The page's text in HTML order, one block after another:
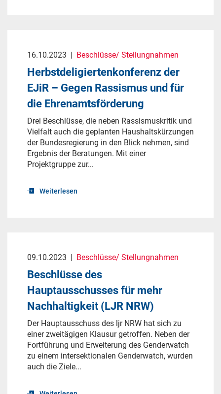
16.10.2023 | Beschlüsse/ Stellungnahmen
Herbstdeligiertenkonferenz der
EJiR – Gegen Rassismus und für
die Ehrenamtsförderung
Drei Beschlüsse, die neben Rassismuskritik und
Vielfalt auch die geplanten Haushaltskürzungen
der Bundesregierung in den Blick nehmen, sind
Ergebnis der Beratungen. Mit einer
Projektgruppe zur...
Weiterlesen
09.10.2023 | Beschlüsse/ Stellungnahmen
Beschlüsse des
Hauptausschusses für mehr
Nachhaltigkeit (LJR NRW)
Der Hauptausschuss des ljr NRW hat sich zu
einer zweitägigen Klausur getroffen. Neben der
Fortführung und Erweiterung des Genderwatch
zu einem intersektionalen Genderwatch, wurden
auch die Ziele...